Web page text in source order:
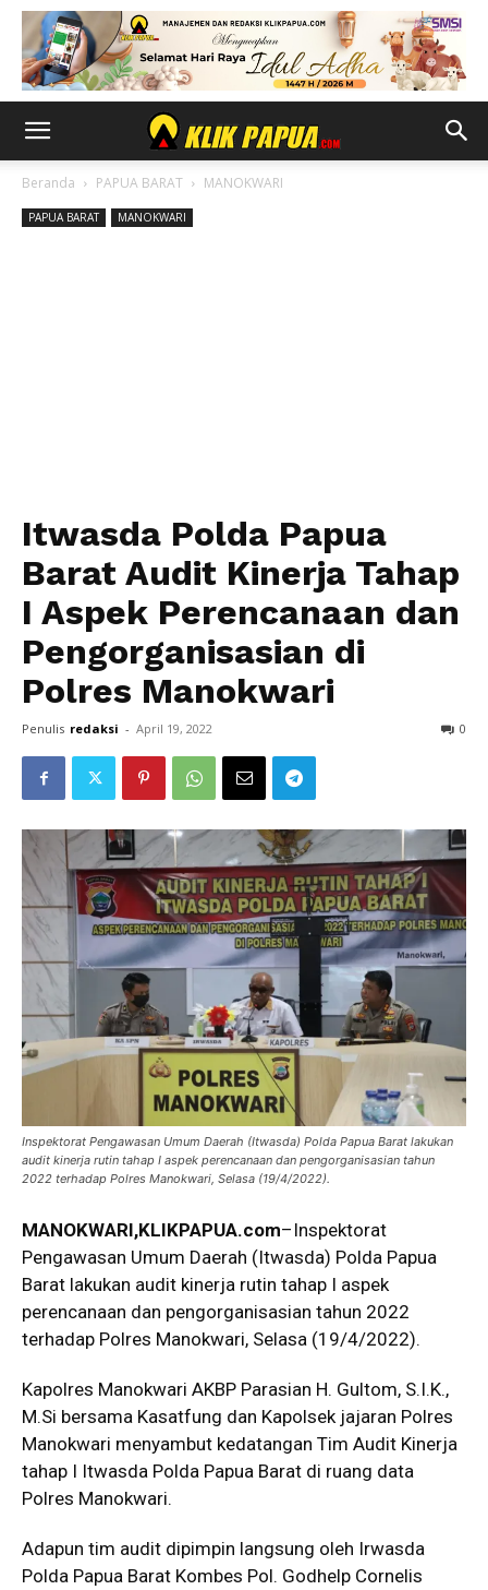
Beranda PAPUA BARAT MANOKWARI
PAPUA BARAT MANOKWARI
Itwasda Polda Papua
Barat Audit Kinerja Tahap
I Aspek Perencanaan dan
Pengorganisasian di
Polres Manokwari
Penulis redaksi - April 19, 2022 0
Inspektorat Pengawasan Umum Daerah (Itwasda) Polda Papua Barat lakukan
audit kinerja rutin tahap I aspek perencanaan dan pengorganisasian tahun
2022 terhadap Polres Manokwari, Selasa (19/4/2022).
MANOKWARI,KLIKPAPUA.com–Inspektorat
Pengawasan Umum Daerah (Itwasda) Polda Papua
Barat lakukan audit kinerja rutin tahap I aspek
perencanaan dan pengorganisasian tahun 2022
terhadap Polres Manokwari, Selasa (19/4/2022).
Kapolres Manokwari AKBP Parasian H. Gultom, S.I.K.,
M.Si bersama Kasatfung dan Kapolsek jajaran Polres
Manokwari menyambut kedatangan Tim Audit Kinerja
tahap I Itwasda Polda Papua Barat di ruang data
Polres Manokwari.
Adapun tim audit dipimpin langsung oleh Irwasda
Polda Papua Barat Kombes Pol. Godhelp Cornelis